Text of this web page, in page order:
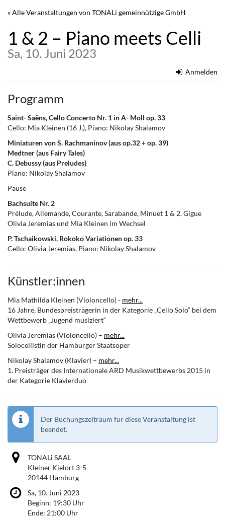
Zum
springen
« Alle Veranstaltungen von TONALi gemeinnützige GmbH
1 & 2 – Piano meets Celli
Sa, 10. Juni 2023
Anmelden
Programm
Saint- Saëns, Cello Concerto Nr. 1 in A- Moll op. 33
Cello: Mia Kleinen (16 J.), Piano: Nikolay Shalamov
Miniaturen von S. Rachmaninov (aus op.32 + op. 39)
Medtner (aus Fairy Tales)
C. Debussy (aus Preludes)
Piano: Nikolay Shalamov
Pause
Bachsuite Nr. 2
Prélude, Allemande, Courante, Sarabande, Minuet 1 & 2, Gigue
Olivia Jeremias und Mia Kleinen im Wechsel
P. Tschaikowski, Rokoko Variationen op. 33
Cello: Olivia Jeremias, Piano: Nikolay Shalamov
Künstler:innen
Mia Mathilda Kleinen (Violoncello) - mehr...
16 Jahre, Bundespreisträgerin in der Kategorie „Cello Solo“ bei dem
Wettbewerb „Jugend musiziert“
Olivia Jeremias (Violoncello) – mehr...
Solocellistin der Hamburger Staatsoper
Nikolay Shalamov (Klavier) – mehr...
1. Preisträger des Internationale ARD Musikwettbewerbs 2015 in
der Kategorie Klavierduo
Der Buchungszeitraum für diese Veranstaltung ist
beendet.
TONALi SAAL
Kleiner Kielort 3-5
20144 Hamburg
Sa, 10. Juni 2023
Beginn: 19:30 Uhr
Ende: 21:00 Uhr